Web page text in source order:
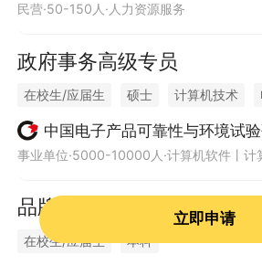
活动组织
民营·50-150人·人力资源服务
政府事务高级专员
在校生/应届生 硕士 计算机技术
培训 软件工程 管理学 经济学
信息通信工程 网络空间安全
中国电子产品可靠性与环境试验研究所（（工业和信息化部电子第五研究
品牌公关助理（北京）
在校生/应届生 本科
立即申请